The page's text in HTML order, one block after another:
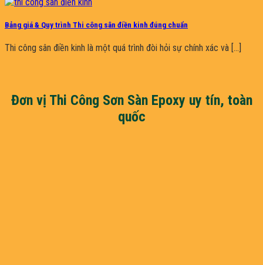
Bảng giá & Quy trình Thi công sân điền kinh đúng chuẩn
Thi công sân điền kinh là một quá trình đòi hỏi sự chính xác và [...]
Đơn vị Thi Công Sơn Sàn Epoxy uy tín, toàn
quốc